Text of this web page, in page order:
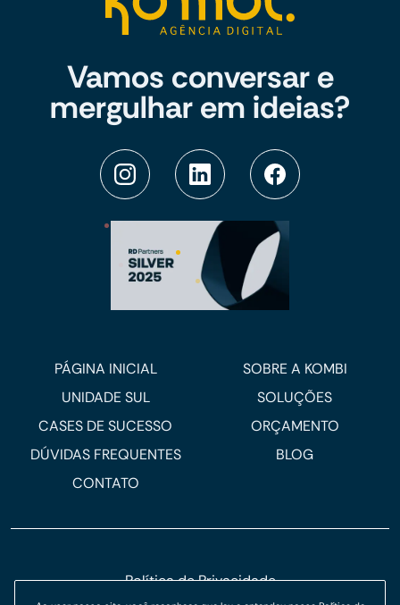
Vamos conversar e
mergulhar em ideias?
PÁGINA INICIAL
SOBRE A KOMBI
UNIDADE SUL
SOLUÇÕES
CASES DE SUCESSO
ORÇAMENTO
DÚVIDAS FREQUENTES
BLOG
CONTATO
Política de Privacidade